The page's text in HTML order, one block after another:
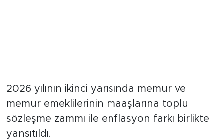
2026 yılının ikinci yarısında memur ve
memur emeklilerinin maaşlarına toplu
sözleşme zammı ile enflasyon farkı birlikte
yansıtıldı.